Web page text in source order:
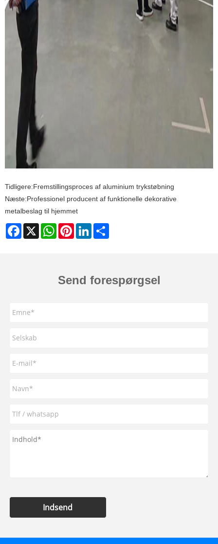
Tidligere:Fremstillingsproces af aluminium trykstøbning
Næste:Professionel producent af funktionelle dekorative
metalbeslag til hjemmet
Facebook
X WhatsAppPinterestLinkedIn
Send forespørgsel
Indsend